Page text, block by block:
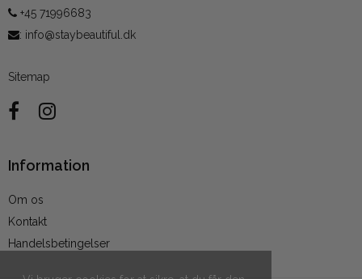
+45 71996683
: info@staybeautiful.dk
Sitemap
Information
Om os
Kontakt
Handelsbetingelser